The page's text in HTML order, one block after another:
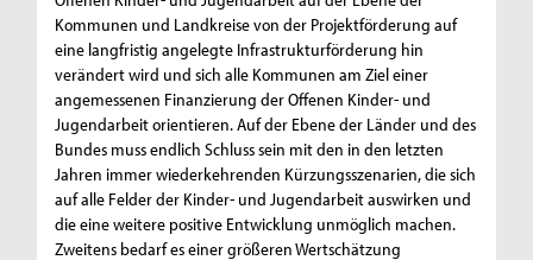
Kommunen und Landkreise von der Projektförderung auf
eine langfristig angelegte Infrastrukturförderung hin
verändert wird und sich alle Kommunen am Ziel einer
angemessenen Finanzierung der Offenen Kinder- und
Jugendarbeit orientieren. Auf der Ebene der Länder und des
Bundes muss endlich Schluss sein mit den in den letzten
Jahren immer wiederkehrenden Kürzungsszenarien, die sich
auf alle Felder der Kinder- und Jugendarbeit auswirken und
die eine weitere positive Entwicklung unmöglich machen.
Zweitens bedarf es einer größeren Wertschätzung